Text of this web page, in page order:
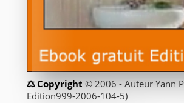
© 2006 - Auteur Yann
Edition999-2006-104-5)